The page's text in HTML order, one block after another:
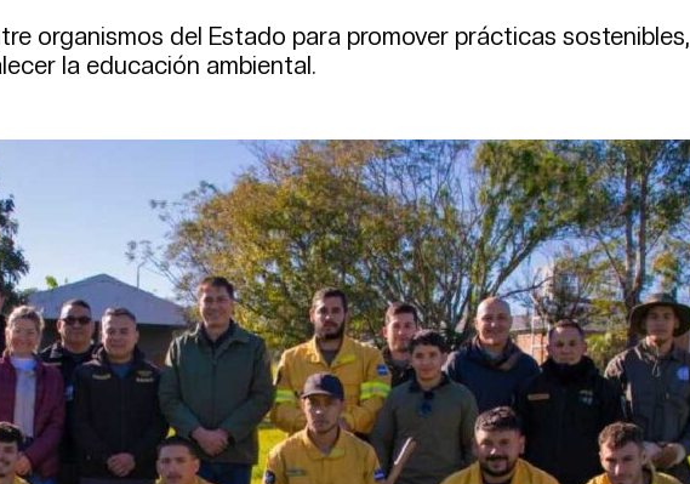
organismos del Estado para promover prácticas sostenibles,
la educación ambiental.